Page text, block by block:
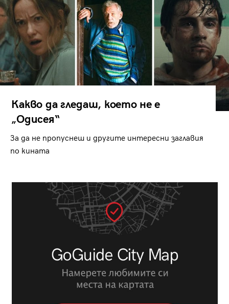
Какво да гледаш, което не е
„Одисея“
За да не пропуснеш и другите интересни заглавия
по кината